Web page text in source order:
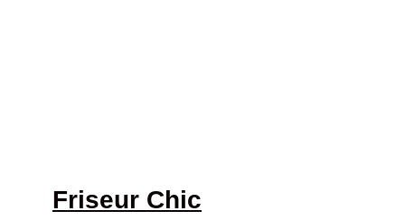
Friseur Chic